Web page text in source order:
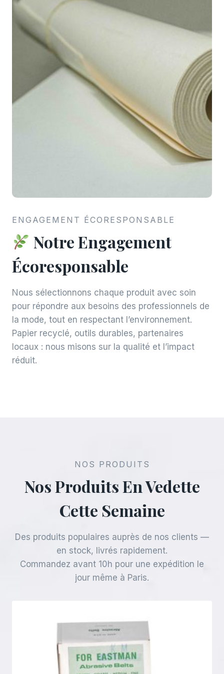
ENGAGEMENT ÉCORESPONSABLE
Notre Engagement
Écoresponsable
Nous sélectionnons chaque produit avec soin
pour répondre aux besoins des professionnels de
la mode, tout en respectant l’environnement.
Papier recyclé, outils durables, partenaires
locaux : nous misons sur la qualité et l’impact
réduit.
NOS PRODUITS
Nos Produits En Vedette
Cette Semaine
Des produits populaires auprès de nos clients —
en stock, livrés rapidement.
Commandez avant 10h pour une expédition le
jour même à Paris.